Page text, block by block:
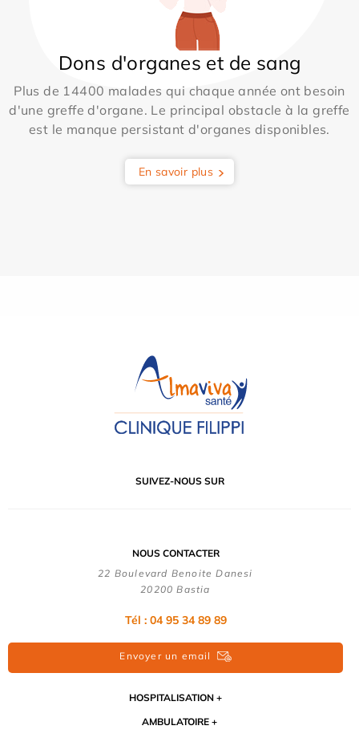
Dons d'organes et de sang
Plus de 14400 malades qui chaque année ont besoin
d'une greffe d'organe. Le principal obstacle à la greffe
est le manque persistant d'organes disponibles.
En savoir plus
SUIVEZ-NOUS SUR
NOUS CONTACTER
22 Boulevard Benoite Danesi
20200 Bastia
Tél : 04 95 34 89 89
Envoyer un email
HOSPITALISATION
AMBULATOIRE